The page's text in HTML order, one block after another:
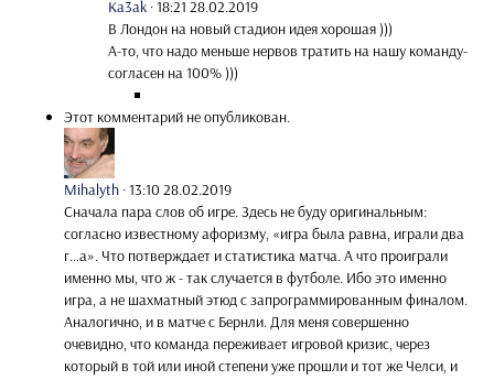
Ka3ak ·18:21 28.02.2019
В Лондон на новый стадион идея хорошая )))
А-то, что надо меньше нервов тратить на нашу команду-
согласен на 100% )))
Этот комментарий не опубликован.
Mihalyth ·13:10 28.02.2019
Сначала пара слов об игре. Здесь не буду оригинальным:
согласно известному афоризму, «игра была равна, играли два
г…а». Что потверждает и статистика матча. А что проиграли
именно мы, что ж - так случается в футболе. Ибо это именно
игра, а не шахматный этюд с запрограммированным финалом.
Аналогично, и в матче с Бернли. Для меня совершенно
очевидно, что команда переживает игровой кризис, через
который в той или иной степени уже прошли и тот же Челси, и